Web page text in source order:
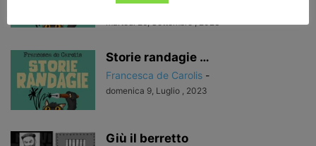
Francesca de Carolis
martedì 26, Settembre , 2023
Storie randagie …
Francesca de Carolis -
domenica 9, Luglio , 2023
Giù il berretto